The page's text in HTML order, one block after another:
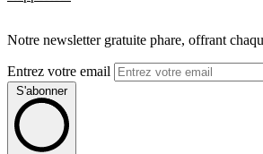
Notre newsletter gratuite phare, offrant
Entrez votre email
S'abonner